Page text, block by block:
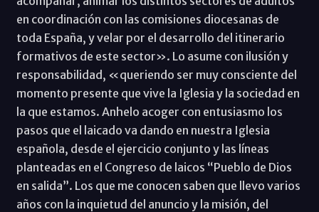
en coordinación con las comisiones diocesanas de
toda España, y velar por el desarrollo del itinerario
formativos de este sector». Lo asume con ilusión y
responsabilidad, «queriendo ser muy consciente del
momento presente que vive la Iglesia y la sociedad en
la que estamos. Anhelo acoger con entusiasmo los
pasos que el laicado va dando en nuestra Iglesia
española, desde el ejercicio conjunto y las líneas
planteadas en el Congreso de laicos “Pueblo de Dios
en salida”. Los que me conocen saben que llevo varios
años con la inquietud del anuncio y la misión, del